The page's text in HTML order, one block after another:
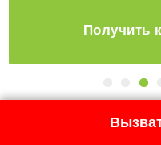
Получить
Ответы на